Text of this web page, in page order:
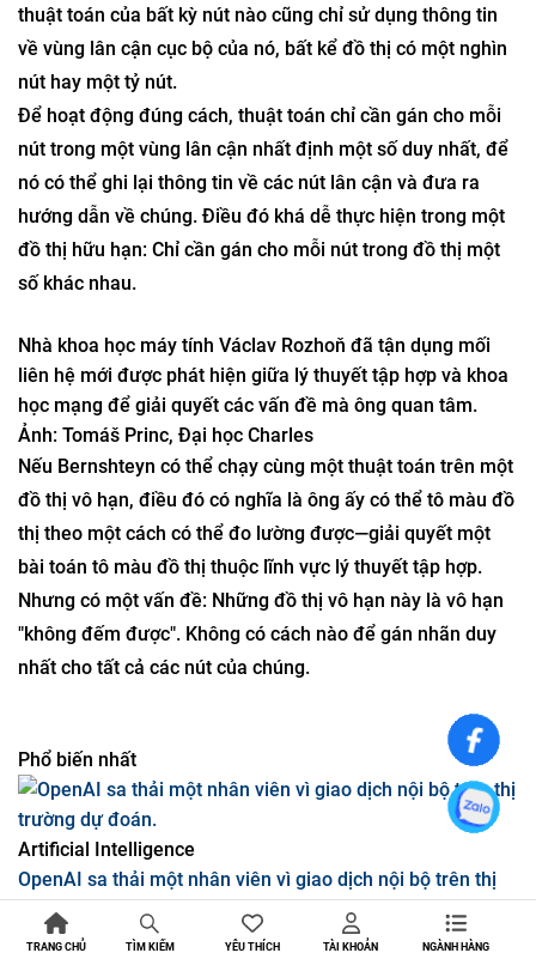
hợp (ở vị trí cao trong hệ thống phân cấp).
Ông bắt đầu với các bài toán mạng từ bài giảng khoa học
máy tính, tập trung vào quy tắc bao quát của chúng—rằng
thuật toán của bất kỳ nút nào cũng chỉ sử dụng thông tin
về vùng lân cận cục bộ của nó, bất kể đồ thị có một nghìn
nút hay một tỷ nút.
Để hoạt động đúng cách, thuật toán chỉ cần gán cho mỗi
nút trong một vùng lân cận nhất định một số duy nhất, để
hướng dẫn về chúng. Điều đó khá dễ thực hiện trong một
đồ thị hữu hạn: Chỉ cần gán cho mỗi nút trong đồ thị một
số khác nhau.
Nhà khoa học máy tính Václav Rozhoň đã tận dụng mối
liên hệ mới được phát hiện giữa lý thuyết tập hợp và khoa
học mạng để giải quyết các vấn đề mà ông quan tâm.
Ảnh: Tomáš Princ, Đại học Charles
Nếu Bernshteyn có thể chạy cùng một thuật toán trên một
đồ thị vô hạn, điều đó có nghĩa là ông ấy có thể tô màu đồ
thị theo một cách có thể đo lường được—giải quyết một
bài toán tô màu đồ thị thuộc lĩnh vực lý thuyết tập hợp.
Nhưng có một vấn đề: Những đồ thị vô hạn này là vô hạn
"không đếm được". Không có cách nào để gán nhãn duy
nhất cho tất cả các nút của chúng.
Phổ biến nhất
TRANG CHỦ TÌM KIẾM YÊU THÍCH TÀI KHOẢN NGÀNH HÀNG